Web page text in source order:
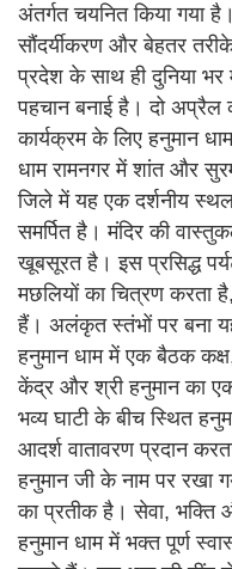
अंतर्गत चयनित किया गया
सौंदर्यीकरण और बेहतर
प्रदेश के साथ ही दुनिया
पहचान बनाई है। दो अप्रैल
कार्यक्रम के लिए हनुमान
धाम रामनगर में शांत और
जिले में यह एक दर्शनीय
समर्पित है। मंदिर की
खूबसूरत है। इस प्रसिद्ध
मछलियों का चित्रण करता
हैं। अलंकृत स्तंभों पर बना
हनुमान धाम में एक बैठक
केंद्र और श्री हनुमान का
भव्य घाटी के बीच स्थित
आदर्श वातावरण प्रदान
हनुमान जी के नाम पर रखा
का प्रतीक है। सेवा, भक्ति
हनुमान धाम में भक्त पूर्ण